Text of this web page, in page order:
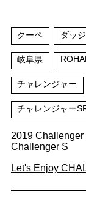
クーペ ダッジ
岐阜県
チャレンジャー
チャレンジャー
2019
Challenger S
Let's Enjoy